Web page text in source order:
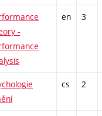
-
en 3
cs 2